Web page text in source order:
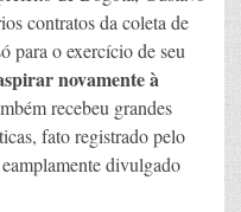
contratos da coleta de
para o exercício de seu
novamente à
recebeu grandes
fato registrado pelo
divulgado